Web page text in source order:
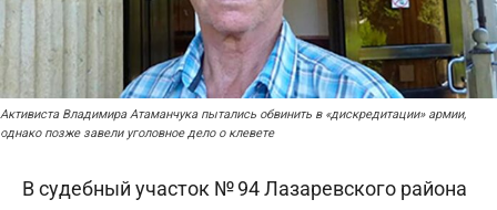
Активиста Владимира Атаманчука пытались обвинить в «дискредитации» армии,
однако позже завели уголовное дело о клевете
В судебный участок № 94 Лазаревского района